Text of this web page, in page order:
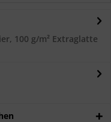
100 g/m² Extraglatte